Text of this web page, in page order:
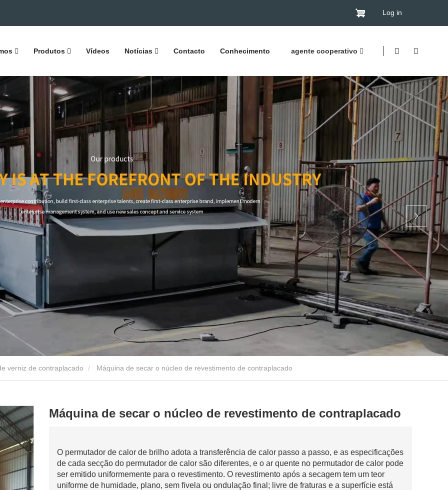
Log in
Produtos Vídeos Notícias Contacto Conhecimento agente cooperativo
verniz de contraplacado Máquina de secar o núcleo de revestimento de contraplacado
Máquina de secar o núcleo de revestimento de contraplacado
O permutador de calor de brilho adota a transferência de calor passo a passo, e as especificações
de cada secção do permutador de calor são diferentes, e o ar quente no permutador de calor pode
ser emitido uniformemente para o revestimento. O revestimento após a secagem tem um teor
uniforme de humidade, plano, sem fivela ou ondulação final; livre de fraturas e a superfície está